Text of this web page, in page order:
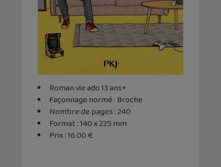
Roman vie ado 13 ans+
Façonnage normé : Broche
Nombre de pages : 240
Format : 140 x 225 mm
Prix : 16.00 €